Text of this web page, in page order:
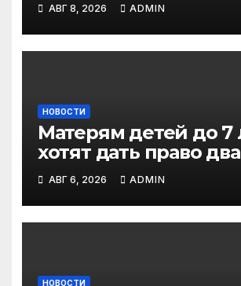
работе с ИИ
АВГ 8, 2026 ADMIN
НОВОСТИ
Матерям детей до 7
хотят дать право
неделю работать на
удаленке
АВГ 6, 2026 ADMIN
НОВОСТИ